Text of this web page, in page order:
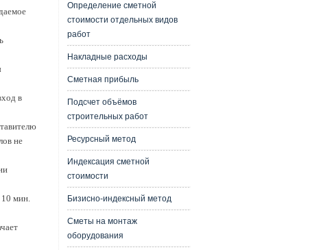
в
не
мин.
Определение сметной
стоимости отдельных видов
работ
Накладные расходы
Сметная прибыль
Подсчет объёмов
строительных работ
Ресурсный метод
Индексация сметной
стоимости
Бизисно-индексный метод
Сметы на монтаж
оборудования